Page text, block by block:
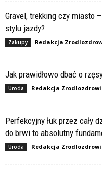
Gravel, trekking czy miasto
stylu jazdy?
Zakupy Redakcja
Jak prawidłowo dbać o
Uroda Redakcja
Perfekcyjny łuk przez cały
do brwi to absolutny
Uroda Redakcja